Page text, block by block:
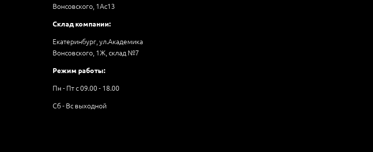
Вонсовского, 1Аc13
Склад компании:
Екатеринбург, ул.Академика
Вонсовского, 1Ж, склад №7
Режим работы:
Пн - Пт с 09.00 - 18.00
Сб - Вс выходной